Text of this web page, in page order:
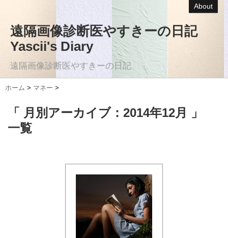
About
遠隔画像診断医やすきーの日記
Yascii's Diary
遠隔画像診断医やすきーの日記
ホーム > マネー >
「 月別アーカイブ：2014年12月 」
一覧